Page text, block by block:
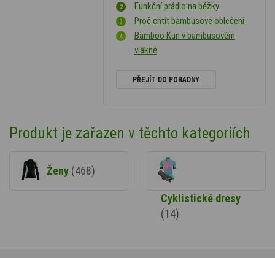
Funkční prádlo na běžky
Proč chtít bambusové oblečení
Bamboo Kun v bambusovém
vlákně
PŘEJÍT DO PORADNY
Produkt je zařazen v těchto kategoriích
Ženy (468)
Cyklistické dresy
(14)